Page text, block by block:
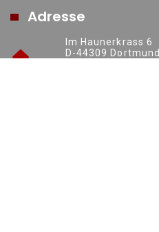
Adresse
Im Haunerkrass 6
D-44309 Dortmund